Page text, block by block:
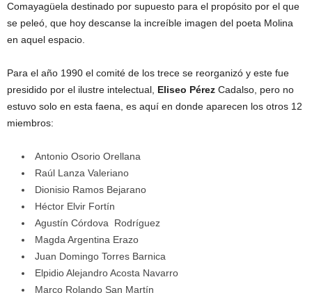
Comayagüela destinado por supuesto para el propósito por el que
se peleó, que hoy descanse la increíble imagen del poeta Molina
en aquel espacio.
Para el año 1990 el comité de los trece se reorganizó y este fue
presidido por el ilustre intelectual, Eliseo Pérez Cadalso, pero no
estuvo solo en esta faena, es aquí en donde aparecen los otros 12
miembros:
Antonio Osorio Orellana
Raúl Lanza Valeriano
Dionisio Ramos Bejarano
Héctor Elvir Fortín
Agustín Córdova Rodríguez
Magda Argentina Erazo
Juan Domingo Torres Barnica
Elpidio Alejandro Acosta Navarro
Marco Rolando San Martín